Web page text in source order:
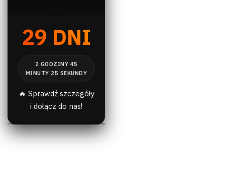
29 DNI
🔥 Sprawdź szczegóły
i dołącz do nas!